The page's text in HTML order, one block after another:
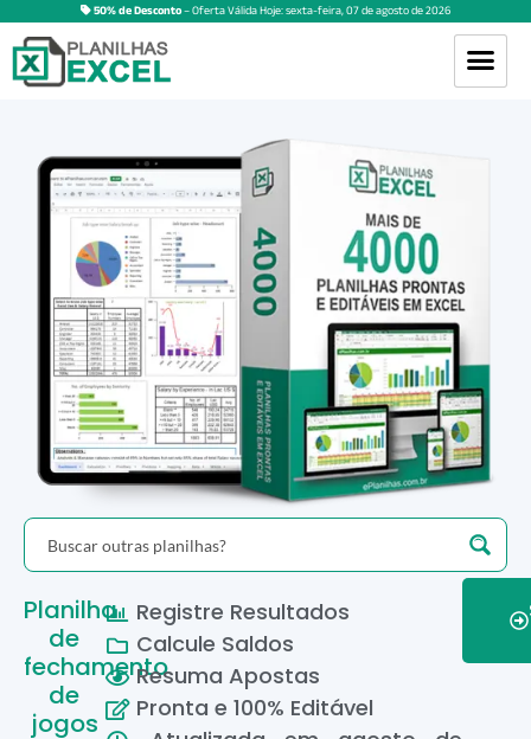
50% de Desconto– Oferta Válida Hoje:sexta-feira,07deagostode2026
Planilha
de
fechamento
de
jogos
Registre Resultados
Calcule Saldos
Resuma Apostas
Pronta e 100% Editável